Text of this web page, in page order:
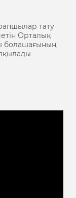
тату
Орталық
болашағының